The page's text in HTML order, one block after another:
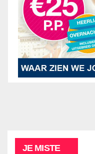
JE MISTE